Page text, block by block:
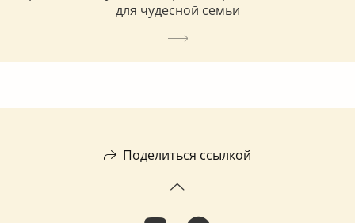
для чудесной семьи
Поделиться ссылкой